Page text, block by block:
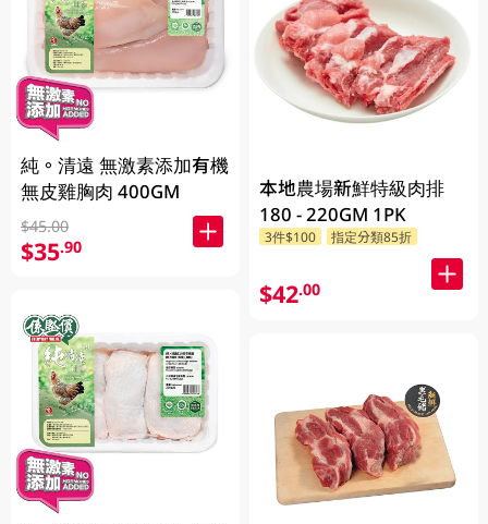
純。清遠 無激素添加有機
無皮雞胸肉 400GM
$45.00
$35.90
本地農場新鮮特級肉排
180 - 220GM 1PK
3件$100 指定分類85折
$42.00